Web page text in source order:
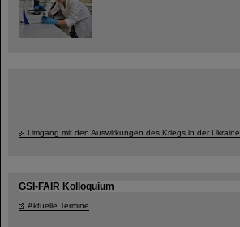
Umgang mit den Auswirkungen des Kriegs in der Ukraine
GSI-FAIR Kolloquium
Aktuelle Termine